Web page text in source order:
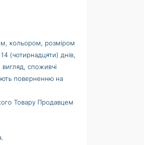
кольором, розміром
(чотирнадцяти) днів,
споживчі
поверненню на
Товару Продавцем